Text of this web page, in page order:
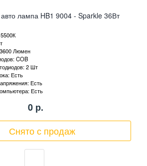
лампа HB1 9004 - Sparkle 36Вт
Люмен
COB
2 Шт
Есть
Есть
Есть
0р.
Снято с продаж